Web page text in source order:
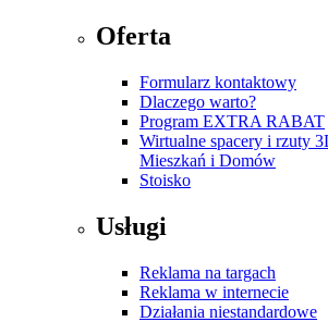
Oferta
Formularz kontaktowy
Dlaczego warto?
Program EXTRA RABAT
Wirtualne spacery i rzuty
Mieszkań i Domów
Stoisko
Usługi
Reklama na targach
Reklama w internecie
Działania niestandardowe